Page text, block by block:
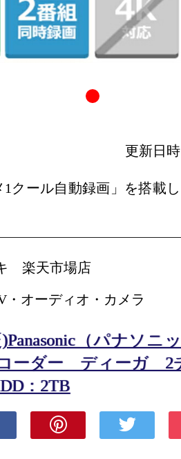
更新日
1クール自動録画」を搭載
楽天市場店
・オーディオ・カメラ
（パナソニ
ーダー ディーガ 2
：2TB